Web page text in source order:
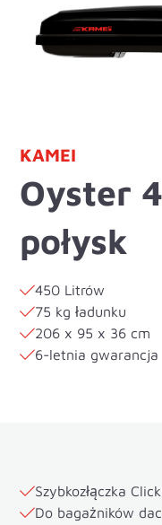
KAMEI
Oyster
połysk
450 Litrów
75 kg ładunku
206 x 95 x 36 cm
6-letnia gwarancja
Szybkozłączka
Do bagażników